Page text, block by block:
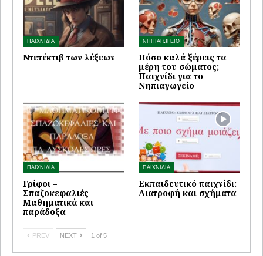
ΠΑΙΧΝΙΔΙΑ
Ντετέκτιβ των λέξεων
ΝΗΠΙΑΓΩΓΕΙΟ
Πόσο καλά ξέρεις τα
μέρη του σώματος;
Παιχνίδι για το
Νηπιαγωγείο
ΠΑΙΧΝΙΔΙΑ
Γρίφοι –
Σπαζοκεφαλιές
Μαθηματικά και
παράδοξα
ΠΑΙΧΝΙΔΙΑ
Εκπαιδευτικό παιχνίδι:
Διατροφή και σχήματα
PREV NEXT 1 of 5